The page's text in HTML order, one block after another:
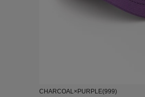
CHARCOAL×PURPLE(999)